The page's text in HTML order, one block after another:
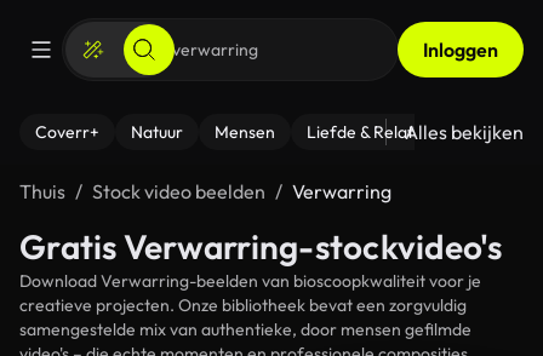
Inloggen
Coverr+ Natuur Mensen Liefde & Relaties - Fitness
Alles bekijken
Thuis Stock video beelden Verwarring
Gratis Verwarring-stockvideo's
Download Verwarring-beelden van bioscoopkwaliteit voor je
creatieve projecten. Onze bibliotheek bevat een zorgvuldig
samengestelde mix van authentieke, door mensen gefilmde